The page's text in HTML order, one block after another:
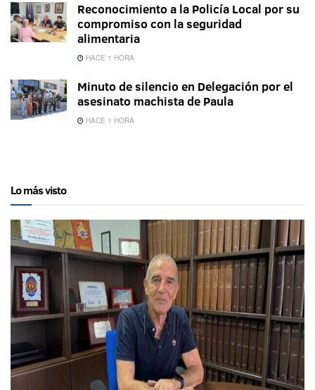
Reconocimiento a la Policía Local por su
compromiso con la seguridad
alimentaria
HACE 1 HORA
Minuto de silencio en Delegación por el
asesinato machista de Paula
HACE 1 HORA
Lo más visto